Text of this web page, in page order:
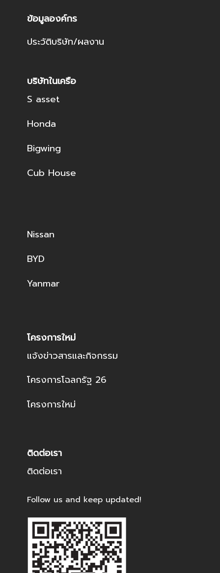
ข้อมูลองค์กร
ประวัติบริษัท/ผลงาน
บริษัทในเครือ
S asset
Honda
Bigwing
Cub House
Nissan
BYD
Yanmar
โครงการใหม่
แจ้งข่าวสารและกิจกรรม
โครงการโฉลกรัฐ 26
โครงการใหม่
ติดต่อเรา
ติดต่อเรา
Follow us and keep updated!